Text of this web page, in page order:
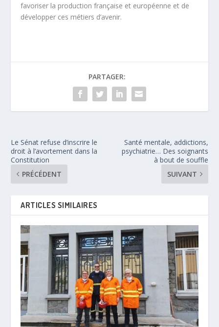
favoriser la production française et européenne et de
développer ces métiers d’avenir.
PARTAGER:
Le Sénat refuse d’inscrire le
droit à l’avortement dans la
Constitution
PRÉCÉDENT
Santé mentale, addictions,
psychiatrie… Des soignants
à bout de souffle
SUIVANT
ARTICLES SIMILAIRES